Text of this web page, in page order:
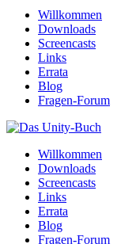
Willkommen
Downloads
Screencasts
Links
Errata
Blog
Fragen-Forum
Willkommen
Downloads
Screencasts
Links
Errata
Blog
Fragen-Forum